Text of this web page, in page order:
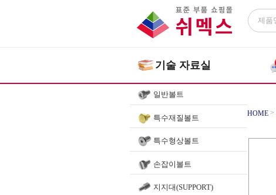
기술 자료실
일반볼트
특수재질볼트
특수형상볼트
손잡이볼트
지지대(SUPPORT)
HOME >